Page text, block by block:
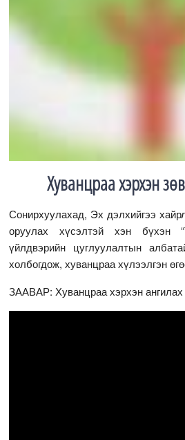
Хуванцраа хэрхэн
Сонирхуулахад, Эх дэлхийгээ
оруулах хүсэлтэй хэн
үйлдвэрийн цуглуулалтын
холбогдож, хуванцраа хүлээлгэн
ЗААВАР: Хуванцраа хэрхэн ангилах